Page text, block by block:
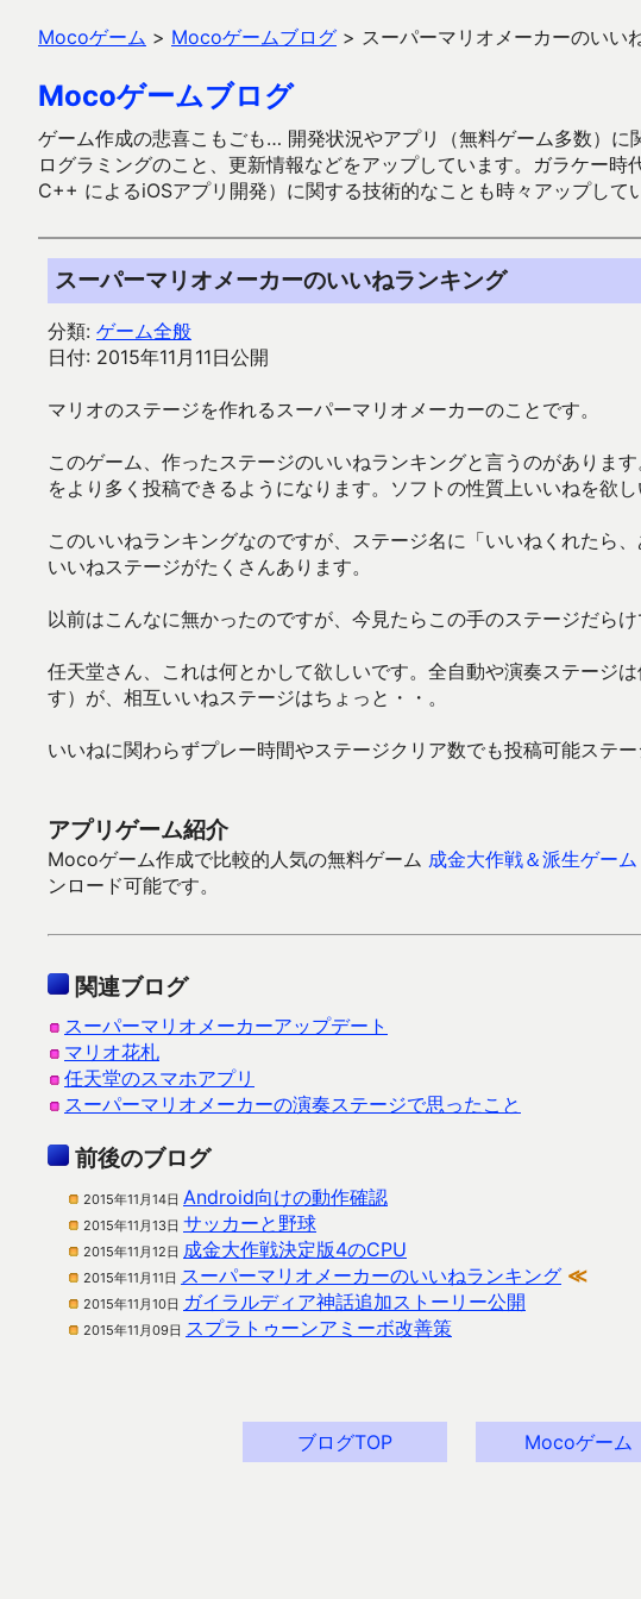
Mocoゲーム > Mocoゲームブログ > スーパーマリオメーカーのいい
Mocoゲームブログ
ゲーム作成の悲喜こもごも… 開発状況やアプリ（無料ゲーム多数）
ログラミングのこと、更新情報などをアップしています。ガラケー
C++ によるiOSアプリ開発）に関する技術的なことも時々アップして
スーパーマリオメーカーのいいねランキング
分類: ゲーム全般
日付: 2015年11月11日公開
マリオのステージを作れるスーパーマリオメーカーのことです。
このゲーム、作ったステージのいいねランキングと言うのがありま
をより多く投稿できるようになります。ソフトの性質上いいねを欲し
このいいねランキングなのですが、ステージ名に「いいねくれたら
いいねステージがたくさんあります。
以前はこんなに無かったのですが、今見たらこの手のステージだらけ
任天堂さん、これは何とかして欲しいです。全自動や演奏ステージ
す）が、相互いいねステージはちょっと・・。
いいねに関わらずプレー時間やステージクリア数でも投稿可能ステ
アプリゲーム紹介
Mocoゲーム作成で比較的人気の無料ゲーム 成金大作戦＆派生ゲーム
ンロード可能です。
関連ブログ
スーパーマリオメーカーアップデート
マリオ花札
任天堂のスマホアプリ
スーパーマリオメーカーの演奏ステージで思ったこと
前後のブログ
2015年11月14日 Android向けの動作確認
2015年11月13日 サッカーと野球
2015年11月12日 成金大作戦決定版4のCPU
2015年11月11日 スーパーマリオメーカーのいいねランキング ≪
2015年11月10日 ガイラルディア神話追加ストーリー公開
2015年11月09日 スプラトゥーンアミーボ改善策
ブログTOP Mocoゲーム